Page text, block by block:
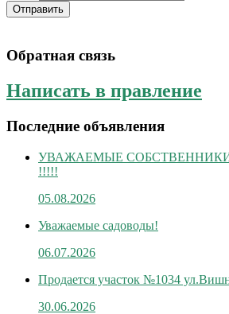
Отправить
Обратная связь
Написать в правление
Последние объявления
УВАЖАЕМЫЕ
!!!!!
05.08.2026
Уважаемые садоводы!
06.07.2026
Продается участок №1034
30.06.2026